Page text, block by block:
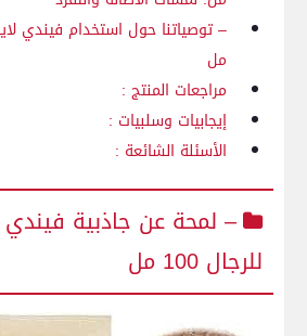
مل
مراجعات المنتج :
إيجابيات وسلبيات :
الأسئلة الشائعة :
– لمحة عن جاذبية
للرجال 100 مل